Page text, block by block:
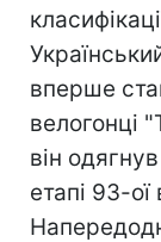
вперше
велогонці
він
етапі 93-ої